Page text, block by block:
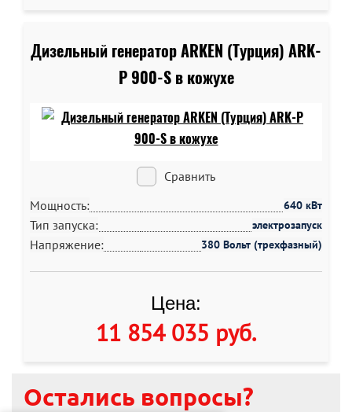
Дизельный генератор ARKEN (Турция) ARK-
P 900-S в кожухе
Сравнить
Мощность:
640 кВт
Тип запуска: электрозапуск
Напряжение: 380 Вольт (трехфазный)
Цена:
11 854 035 руб.
Остались вопросы?